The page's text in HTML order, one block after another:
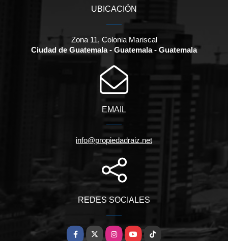
UBICACIÓN
Zona 11, Colonia Mariscal
Ciudad de Guatemala - Guatemala - Guatemala
EMAIL
info@propiedadraiz.net
REDES SOCIALES
Facebook
X InstagramYouTubeTikTok